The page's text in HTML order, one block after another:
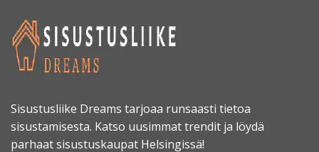
Sisustusliike Dreams tarjoaa runsaasti tietoa
sisustamisesta. Katso uusimmat trendit ja löydä
parhaat sisustuskaupat Helsingissä!